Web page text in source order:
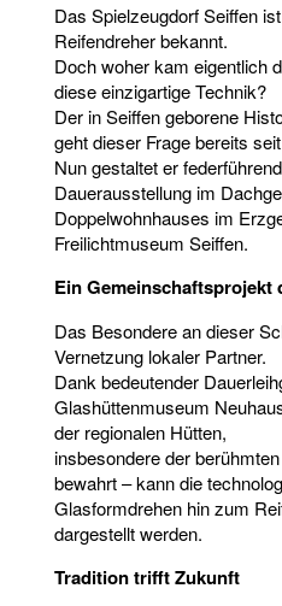
Das Spielzeugdorf Seiffen
Reifendreher bekannt.
Doch woher kam eigentlich
diese einzigartige Technik?
Der in Seiffen geborene
geht dieser Frage bereits
Nun gestaltet er
Dauerausstellung im
Doppelwohnhauses im
Freilichtmuseum Seiffen.
Ein Gemeinschaftsprojekt
Das Besondere an dieser
Vernetzung lokaler Partner.
Dank bedeutender
Glashüttenmuseum
der regionalen Hütten,
insbesondere der
bewahrt – kann die
Glasformdrehen hin zum
dargestellt werden.
Tradition trifft Zukunft